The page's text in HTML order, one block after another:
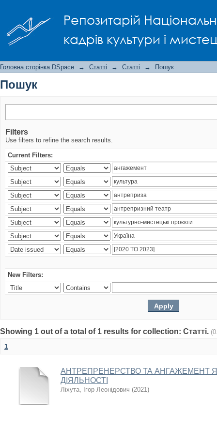
Репозитарій
кадрів культури і
Головна сторінка DSpace → Статті → Статті → Пошук
Пошук
Filters
Use filters to refine the search results.
Current Filters:
New Filters:
Showing 1 out of a total of 1 results for collection: Статті.
1
АНТРЕПРЕНЕРСТВО ТА АНГАЖЕМЕНТ
ДІЯЛЬНОСТІ
Ліхута, Ігор Леонідович (2021)